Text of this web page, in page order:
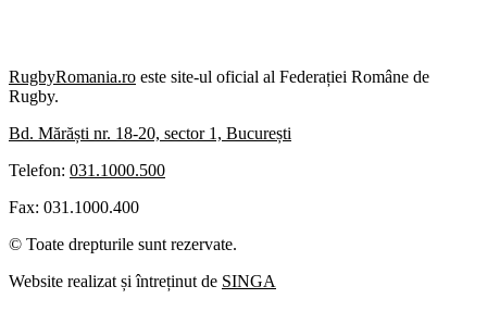
RugbyRomania.ro este site-ul oficial al Federației Române de
Rugby.
Bd. Mărăști nr. 18-20, sector 1, București
Telefon: 031.1000.500
Fax: 031.1000.400
© Toate drepturile sunt rezervate.
Website realizat și întreținut de SINGA